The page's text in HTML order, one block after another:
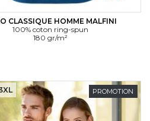
CLASSIQUE HOMME MALFINI
100% coton ring-spun
180 gr/m²
PROMOTION